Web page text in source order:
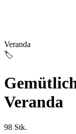
Veranda
🏷️
Veranda
98 Stk.